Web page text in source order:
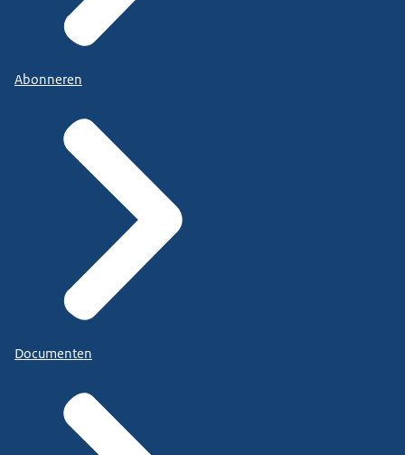
Abonneren
Documenten